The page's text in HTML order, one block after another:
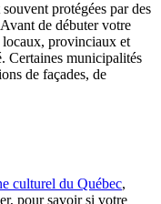
protégées par des
de débuter votre
locaux, provinciaux et
Certaines municipalités
de façades, de
culturel du Québec,
pour savoir si votre